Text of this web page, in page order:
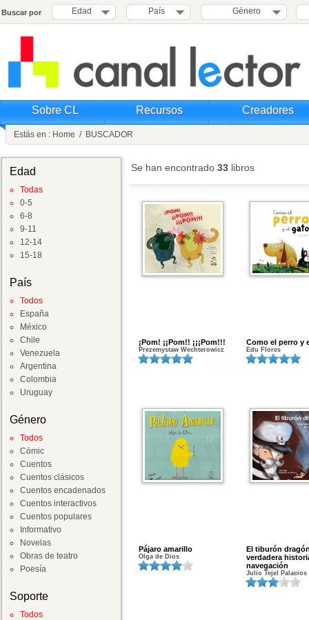
Buscar por Edad País Género
Sobre CL Recursos Creadores
Estás en : Home / BUSCADOR
Edad
Todas
0-5
6-8
9-11
12-14
15-18
País
Todos
España
México
Chile
Venezuela
Argentina
Colombia
Uruguay
Género
Todos
Cómic
Cuentos
Cuentos clásicos
Cuentos encadenados
Cuentos interactivos
Cuentos populares
Informativo
Novelas
Obras de teatro
Poesía
Soporte
Todos
Se han encontrado 33 libros
¡Pom! ¡¡Pom!! ¡¡¡Pom!!!
Prezemystaw Wechterowicz
Como el perro y
Edu Flores
Pájaro amarillo
Olga de Dios
El tiburón
verdadera
navegación
Julio Tejel Palacios